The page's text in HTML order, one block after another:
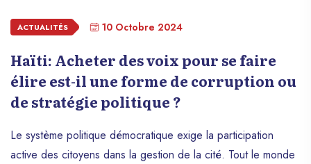
ACTUALITÉS 10 Octobre 2024
Haïti: Acheter des voix pour se faire
élire est-il une forme de corruption ou
de stratégie politique ?
Le système politique démocratique exige la participation
active des citoyens dans la gestion de la cité. Tout le monde